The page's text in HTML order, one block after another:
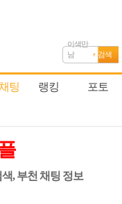
이색만
남
검색
팅 랭킹 포토
, 부천 채팅 정보